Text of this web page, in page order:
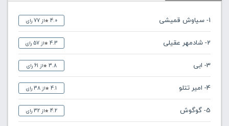
1- سیاوش قمیشی 4.0 از 77 رای
2- شادمهر عقیلی 4.3 از 57 رای
3- ابی 3.8 از 61 رای
4- امیر تتلو 4.1 از 38 رای
5- گوگوش 4.2 از 32 رای